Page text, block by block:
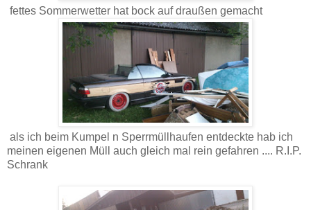
fettes Sommerwetter hat bock auf draußen gemacht
als ich beim Kumpel n Sperrmüllhaufen entdeckte hab ich
meinen eigenen Müll auch gleich mal rein gefahren .... R.I.P.
Schrank